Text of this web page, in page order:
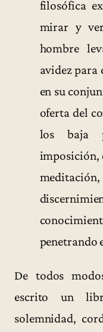
filosófica
mirar y
hombre
avidez para
en su
oferta del
los baja
imposición,
penetrando
De todos
escrito un
solemnidad,